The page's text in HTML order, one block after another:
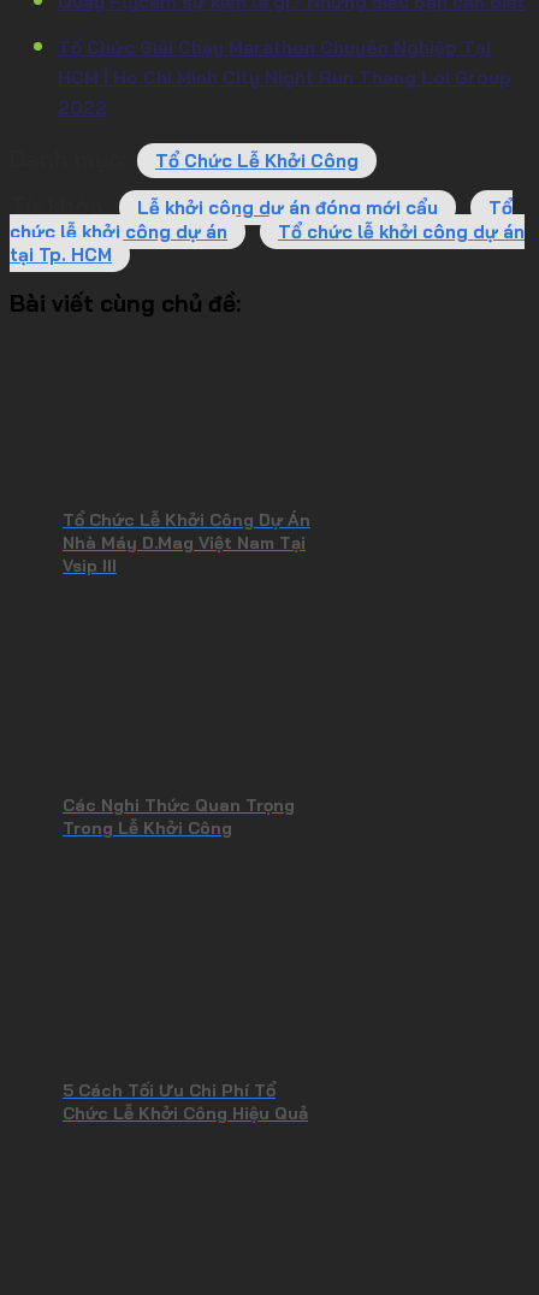
Tổ Chức Giải Chạy Marathon Chuyên Nghiệp Tại
HCM | Ho Chi Minh City Night Run Thang Loi Group
2022
Tổ Chức Lễ Khởi Công
Lễ khởi công dự án đóng mới cẩu
Tổ
chức lễ khởi công dự án
Tổ chức lễ khởi công dự án
tại Tp. HCM
Bài viết cùng chủ đề:
Tổ Chức Lễ Khởi Công Dự Án
Nhà Máy D.Mag Việt Nam Tại
Vsip III
Các Nghi Thức Quan Trọng
Trong Lễ Khởi Công
5 Cách Tối Ưu Chi Phí Tổ
Chức Lễ Khởi Công Hiệu Quả